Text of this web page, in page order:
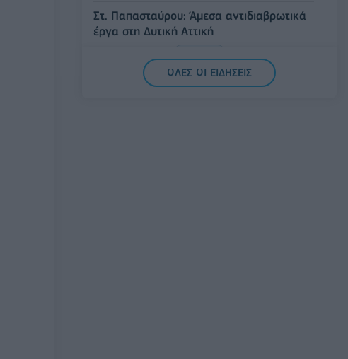
Στ. Παπασταύρου: Άμεσα αντιδιαβρωτικά
έργα στη Δυτική Αττική
Συνάλλαγμα: Το ευρώ υποχωρεί κατά
ΟΛΕΣ ΟΙ ΕΙΔΗΣΕΙΣ